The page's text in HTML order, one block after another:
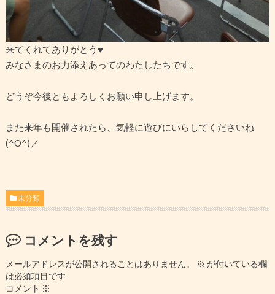
来てくれてありがとう♥
みなさまのお力添えあってのわたしたちです。
どうぞ今後ともよろしくお願い申し上げます。
また来年も開催されたら、気軽に遊びにいらしてくださいね
(^O^)／
未分類
コメントを残す
メールアドレスが公開されることはありません。 ※ が付いている欄
は必須項目です
コメント ※